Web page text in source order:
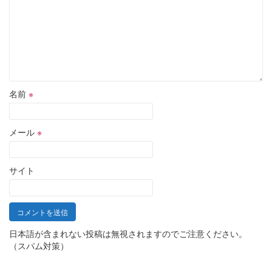
名前 ※
メール ※
サイト
日本語が含まれない投稿は無視されますのでご注意ください。
（スパム対策）